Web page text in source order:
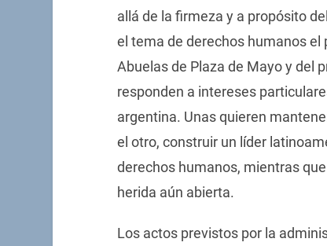
allá de la firmeza y a propósito
el tema de derechos humanos
Abuelas de Plaza de Mayo y del
responden a intereses
argentina. Unas quieren
el otro, construir un líder
derechos humanos, mientras
herida aún abierta.
Los actos previstos por la